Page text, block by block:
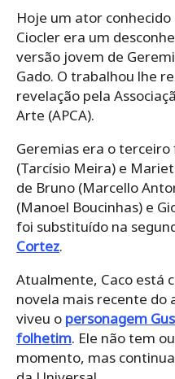
Hoje um ator
Ciocler era um
versão jovem de
Gado. O trabalhou lhe
revelação pela
Arte (APCA).
Geremias era o terceiro
(Tarcísio Meira) e
de Bruno (Marcello
(Manoel Boucinhas) e
foi substituído na
Cortez.
Atualmente, Caco está
novela mais recente do
viveu o personagem
folhetim. Ele não tem
momento, mas